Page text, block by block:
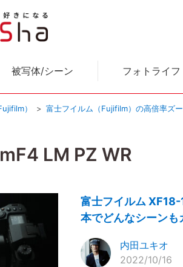
被写体/シーン フォトライフ
） 富士フイルム（Fujifilm）の高倍率ズ
LM PZ WR
富士フイルム
本でどんなシーンも
内田ユキオ
2022/10/16